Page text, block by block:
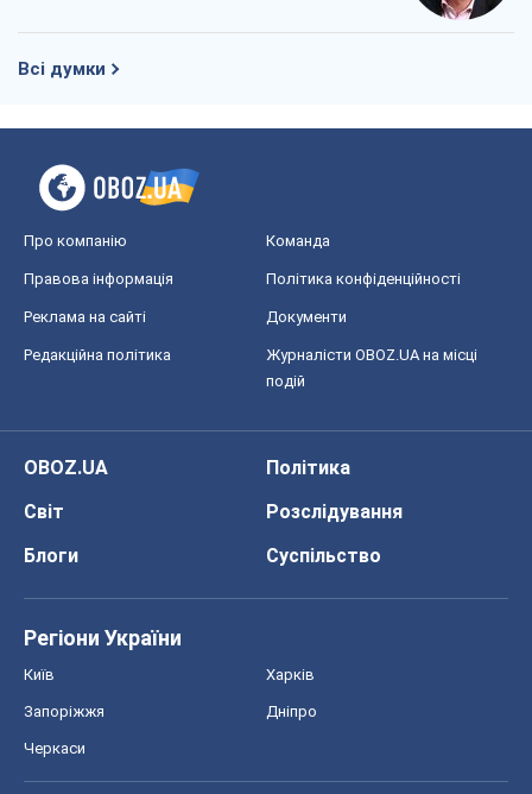
Всі думки
Про компанію Команда
Правова інформація Політика конфіденційності
Реклама на сайті Документи
Редакційна політика
Журналісти OBOZ.UA на місці
подій
OBOZ.UA
Політика
Світ
Розслідування
Блоги
Суспільство
Регіони України
Київ Харків
Запоріжжя Дніпро
Черкаси